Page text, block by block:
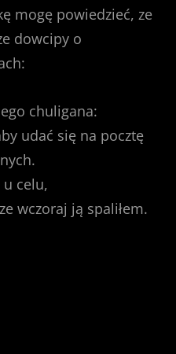
mogę powiedzieć, ze
dowcipy o
chuligana:
udać się na pocztę
celu,
wczoraj ją spaliłem.